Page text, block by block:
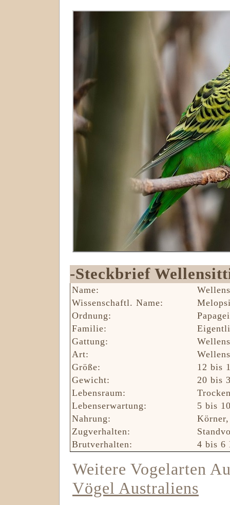
-Steckbrief
Name:
Wissenschaftl. Name:
Ordnung:
Familie:
Gattung:
Art:
Größe:
12 bis
Gewicht:
20 bis
Lebensraum:
Lebenserwartung:
5 bis
Nahrung:
Körner,
Zugverhalten:
Brutverhalten:
4 bis 6
Weitere Vogelarten
Vögel Australiens